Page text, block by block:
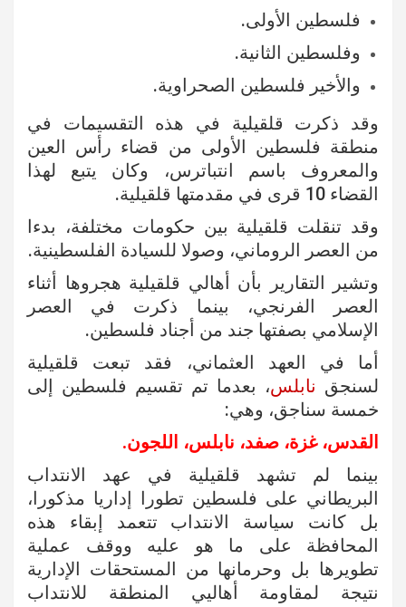
فلسطين الأولى.
وفلسطين الثانية.
والأخير فلسطين الصحراوية.
وقد ذكرت قلقيلية في هذه التقسيمات في
منطقة فلسطين الأولى من قضاء رأس العين
والمعروف باسم انتباترس، وكان يتبع لهذا
القضاء 10 قرى في مقدمتها قلقيلية.
وقد تنقلت قلقيلية بين حكومات مختلفة، بدءا
من العصر الروماني، وصولا للسيادة الفلسطينية.
وتشير التقارير بأن أهالي قلقيلية هجروها أثناء
العصر الفرنجي، بينما ذكرت في العصر
الإسلامي بصفتها جند من أجناد فلسطين.
أما في العهد العثماني، فقد تبعت قلقيلية
لسنجق نابلس، بعدما تم تقسيم فلسطين إلى
خمسة سناجق، وهي:
القدس، غزة، صفد، نابلس، اللجون.
بينما لم تشهد قلقيلية في عهد الانتداب
البريطاني على فلسطين تطورا إداريا مذكورا،
بل كانت سياسة الانتداب تتعمد إبقاء هذه
المحافظة على ما هو عليه ووقف عملية
تطويرها بل وحرمانها من المستحقات الإدارية
نتيجة لمقاومة أهاليي المنطقة للانتداب